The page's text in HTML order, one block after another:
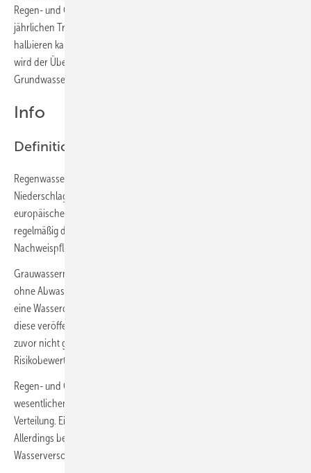
Regen- und Grauwassernutzung, möglichst das ganze Jahr über, den
jährlichen Trinkwasserbedarf und somit auch die Wassergebühren
halbieren kann. Und bei anhaltendem Regen und vollen Speichern
wird der Überlauf vor Ort nach Möglichkeit versickert, das
Grundwasser damit angereichert.
Info
Definitionen
Regenwassernutzung: Verwenden des atmosphärischen
Niederschlags. Mindestanforderung ist eine Wasserqualität gemäß der
europäischen Badegewässerrichtlinie. Bei Stichproben werden
regelmäßig deutlich bessere Werte gefunden, als dort gefordert. Eine
Nachweispflicht besteht nicht.
Grauwassernutzung: Verwenden des häuslichen Schmutzwassers
ohne ­Abwasser aus Toiletten und Urinalen. Mindestanforderung ist
eine Wasserqualität gemäß Anhang D der DIN EN 16 941-2, sobald
diese veröffentlicht ist. Die Nachweispflicht (die es in Deutschland
zuvor nicht gab) ist dort erstmals formuliert, abhängig von der
Risikobewertung und Nutzungsart.
Regen- und Grauwassernutzungsanlagen: Sie bestehen aus den vier ­
wesentlichen Elementen Sammlung, ­Behandlung, Speicherung und ­
Verteilung. Eine Genehmigung ist in Deutschland nicht erforderlich. ­
Allerdings besteht Anzeigepflicht vor dem Bau einer Anlage beim
Wasserversorger und beim Gesundheitsamt.